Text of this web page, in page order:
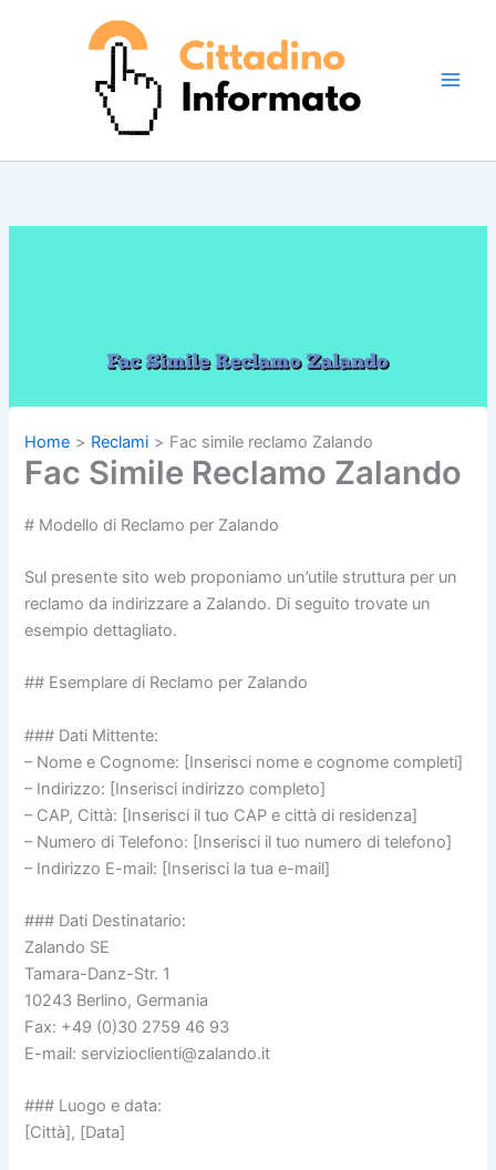
Home Reclami Fac simile reclamo Zalando
Fac Simile Reclamo Zalando
# Modello di Reclamo per Zalando
Sul presente sito web proponiamo un’utile struttura per un
reclamo da indirizzare a Zalando. Di seguito trovate un
esempio dettagliato.
## Esemplare di Reclamo per Zalando
### Dati Mittente:
– Nome e Cognome: [Inserisci nome e cognome completi]
– Indirizzo: [Inserisci indirizzo completo]
– CAP, Città: [Inserisci il tuo CAP e città di residenza]
– Numero di Telefono: [Inserisci il tuo numero di telefono]
– Indirizzo E-mail: [Inserisci la tua e-mail]
### Dati Destinatario:
Zalando SE
Tamara-Danz-Str. 1
10243 Berlino, Germania
Fax: +49 (0)30 2759 46 93
E-mail: servizioclienti@zalando.it
### Luogo e data:
[Città], [Data]